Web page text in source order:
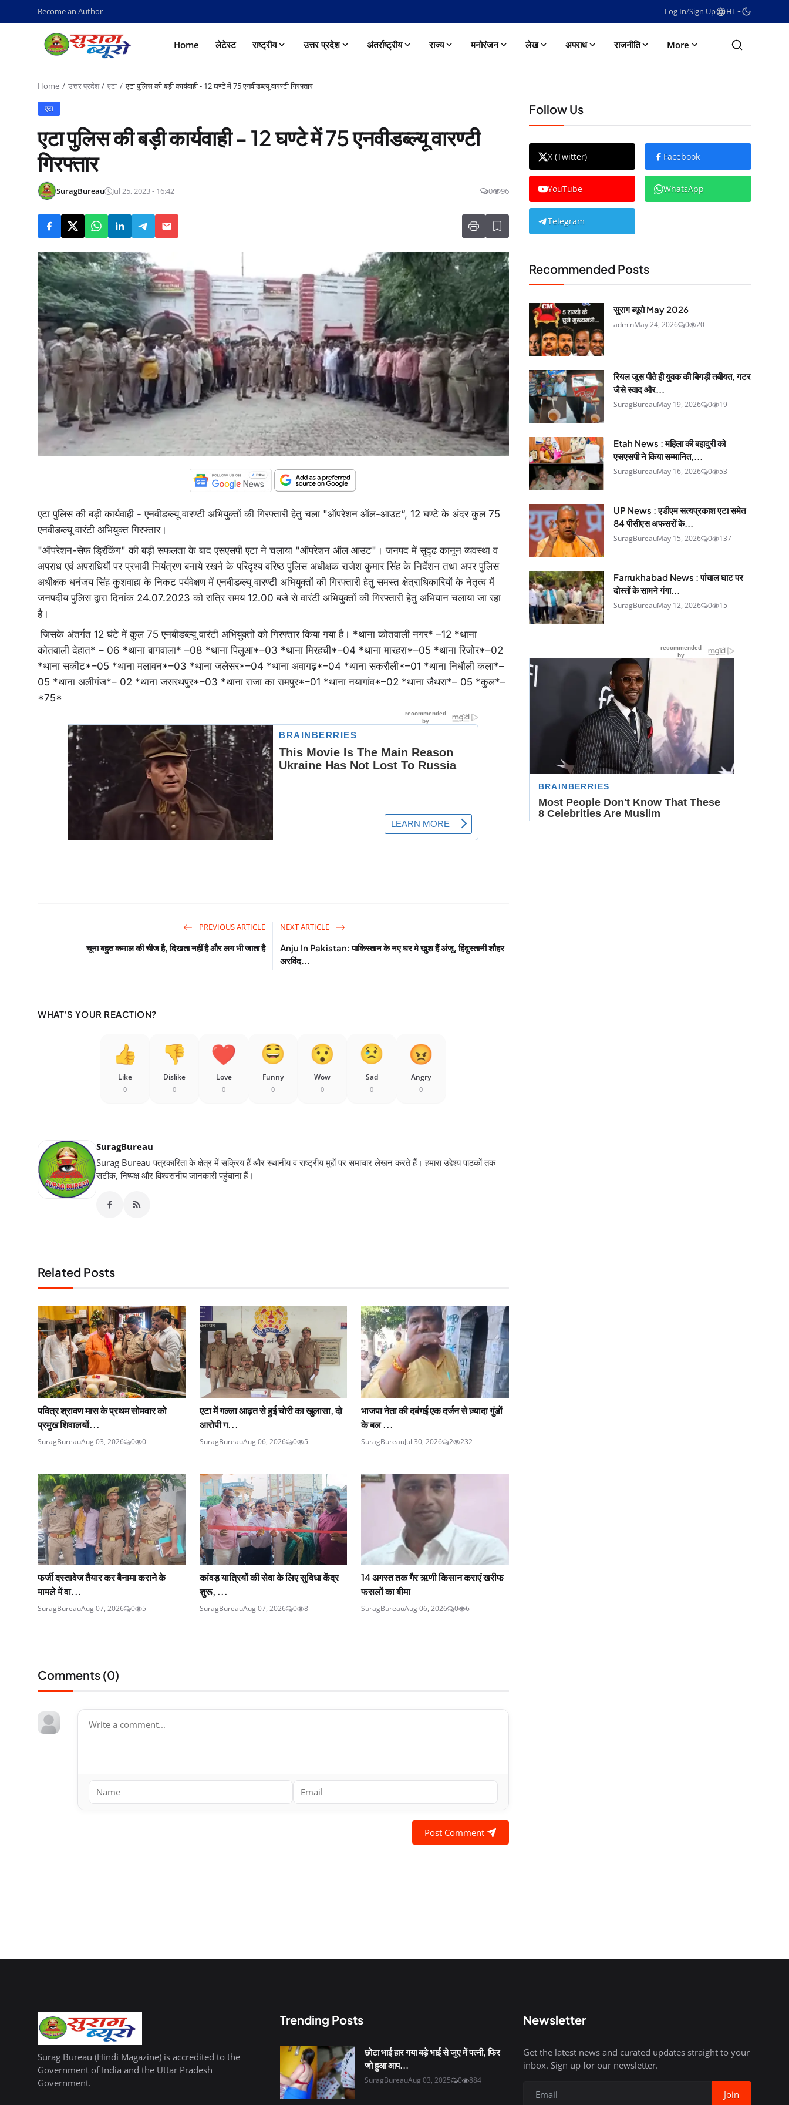
Become an Author Log In/Sign Up HI
Home लेटेस्ट राष्ट्रीय उत्तर प्रदेश अंतर्राष्ट्रीय राज्य मनोरंजन लेख अपराध राजनीति More
Home उत्तर प्रदेश एटा एटा पुलिस की बड़ी कार्यवाही - 12 घण्टे में 75 एनवीडब्ल्यू वारण्टी गिरफ्तार
एटा
एटा पुलिस की बड़ी कार्यवाही - 12 घण्टे में 75 एनवीडब्ल्यू वारण्टी
गिरफ्तार
SuragBureau Jul 25, 2023 - 16:42 0 96
एटा पुलिस की बड़ी कार्यवाही - एनवीडब्ल्यू वारण्टी अभियुक्तों की गिरफ्तारी हेतु चला "ऑपरेशन ऑल-आउट“, 12 घण्टे के अंदर कुल 75
एनवीडब्ल्यू वारंटी अभियुक्त गिरफ्तार।
"ऑपरेशन-सेफ ड्रिंकिंग" की बड़ी सफलता के बाद एसएसपी एटा ने चलाया "ऑपरेशन ऑल आउट"। जनपद में सुदृढ कानून व्यवस्था व
अपराध एवं अपराधियों पर प्रभावी नियंत्रण बनाये रखने के परिदृश्य वरिष्ठ पुलिस अधीक्षक राजेश कुमार सिंह के निर्देशन तथा अपर पुलिस
अधीक्षक धनंजय सिंह कुशवाहा के निकट पर्यवेक्षण में एनबीडब्ल्यू वारण्टी अभियुक्तों की गिरफ्तारी हेतु समस्त क्षेत्राधिकारियों के नेतृत्व में
जनपदीय पुलिस द्वारा दिनांक 24.07.2023 को रात्रि समय 12.00 बजे से वारंटी अभियुक्तों की गिरफ्तारी हेतु अभियान चलाया जा रहा
है।
जिसके अंतर्गत 12 घंटे में कुल 75 एनबीडब्ल्यू वारंटी अभियुक्तों को गिरफ्तार किया गया है। *थाना कोतवाली नगर* –12 *थाना
कोतवाली देहात* – 06 *थाना बागवाला* –08 *थाना पिलुआ*–03 *थाना मिरहची*–04 *थाना मारहरा*–05 *थाना रिजोर*–02
*थाना सकीट*–05 *थाना मलावन*–03 *थाना जलेसर*–04 *थाना अवागढ़*–04 *थाना सकरौली*–01 *थाना निधौली कला*–
05 *थाना अलीगंज*– 02 *थाना जसरथपुर*–03 *थाना राजा का रामपुर*–01 *थाना नयागांव*–02 *थाना जैथरा*– 05 *कुल*–
*75*
PREVIOUS ARTICLE
चूना बहुत कमाल की चीज है, दिखता नहीं है और लग भी जाता है
NEXT ARTICLE
Anju In Pakistan: पाकिस्तान के नए घर मे खुश हैं अंजू, हिंदुस्तानी शौहर
अरविंद...
WHAT'S YOUR REACTION?
Like
0
Dislike
0
Love
0
Funny
0
Wow
0
Sad
0
Angry
0
SuragBureau
Surag Bureau पत्रकारिता के क्षेत्र में सक्रिय हैं और स्थानीय व राष्ट्रीय मुद्दों पर समाचार लेखन करते हैं। हमारा उद्देश्य पाठकों तक
सटीक, निष्पक्ष और विश्वसनीय जानकारी पहुंचाना हैं।
Related Posts
पवित्र श्रावण मास के प्रथम सोमवार को
प्रमुख शिवालयों...
SuragBureauAug 03, 2026 0 0
एटा में गल्ला आढ़त से हुई चोरी का खुलासा, दो
आरोपी ग...
SuragBureauAug 06, 2026 0 5
भाजपा नेता की दबंगई एक दर्जन से ज़्यादा गुंडों
के बल ...
SuragBureauJul 30, 2026 2 232
फर्जी दस्तावेज तैयार कर बैनामा कराने के
मामले में वा...
SuragBureauAug 07, 2026 0 5
कांवड़ यात्रियों की सेवा के लिए सुविधा केंद्र
शुरू, ...
SuragBureauAug 07, 2026 0 8
14 अगस्त तक गैर ऋणी किसान कराएं खरीफ
फसलों का बीमा
SuragBureauAug 06, 2026 0 6
Comments (0)
Post Comment
Follow Us
X (Twitter) Facebook
YouTube WhatsApp
Telegram
Recommended Posts
सुराग ब्यूरो May 2026
adminMay 24, 2026 0 20
रियल जूस पीते ही युवक की बिगड़ी तबीयत, गटर
जैसे स्वाद और...
SuragBureauMay 19, 2026 0 19
Etah News : महिला की बहादुरी को
एसएसपी ने किया सम्मानित,...
SuragBureauMay 16, 2026 0 53
UP News : एडीएम सत्यप्रकाश एटा समेत
84 पीसीएस अफसरों के...
SuragBureauMay 15, 2026 0 137
Farrukhabad News : पांचाल घाट पर
दोस्तों के सामने गंगा...
SuragBureauMay 12, 2026 0 15
Surag Bureau (Hindi Magazine) is accredited to the
Government of India and the Uttar Pradesh
Government.
Trending Posts
छोटा भाई हार गया बड़े भाई से जुए में पत्नी, फिर
जो हुआ आप...
SuragBureauAug 03, 2025 0 884
Newsletter
Get the latest news and curated updates straight to your
inbox. Sign up for our newsletter.
Join